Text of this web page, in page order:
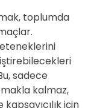
toplumda
sadece
kalmaz,
için